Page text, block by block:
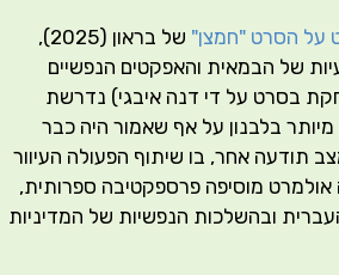
על הסרט "חמצן"
של בראון (2025),
של הבמאית והאפקטים הנפשיים
בסרט על די דנה איבגי) נדרשת
בלבנון על אף שאמור היה כבר
תודעה אחר, בו שיתוף הפעולה העיוור
אולמרט מוסיפה פרספקטיבה ספרותית,
ובהשלכות הנפשיות של המדיניות